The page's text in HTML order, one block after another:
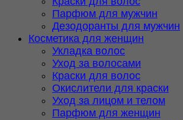
Парфюм для мужчин
Дезодоранты для мужчин
Косметика для женщин
Укладка волос
Уход за волосами
Краски для волос
Окислители для краски
Уход за лицом и телом
Парфюм для женщин